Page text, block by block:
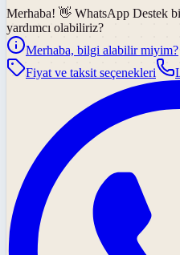
Merhaba! 👋 WhatsApp Destek
yardımcı olabiliriz?
Merhaba, bilgi alabilir miyim?
Fiyat ve taksit seçenekleri